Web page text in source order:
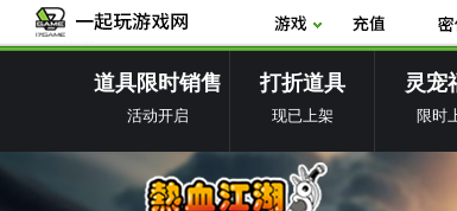
道具限时销售
活动开启
打折道具
现已上架
灵宠
限时